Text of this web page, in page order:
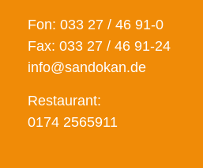
Fon: 033 27 / 46 91-0
Fax: 033 27 / 46 91-24
info@sandokan.de
Restaurant:
0174 2565911